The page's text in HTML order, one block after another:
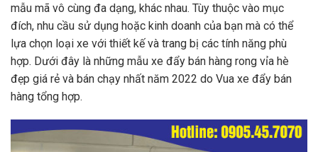
mẫu mã vô cùng đa dạng, khác nhau. Tùy thuộc vào mục
đích, nhu cầu sử dụng hoặc kinh doanh của bạn mà có thể
lựa chọn loại xe với thiết kế và trang bị các tính năng phù
hợp. Dưới đây là những mẫu xe đẩy bán hàng rong vỉa hè
đẹp giá rẻ và bán chạy nhất năm 2022 do Vua xe đẩy bán
hàng tổng hợp.